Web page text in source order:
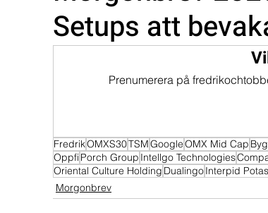
Dippköparportföljen Momentumportföljen
Setups att
Prenumerera på
FredrikOMXS30TSMGoogleOMX Mid Cap
Oppfi Porch Group Intellgo Technologies
Oriental Culture Holding DualingoInterpid
Morgonbrev